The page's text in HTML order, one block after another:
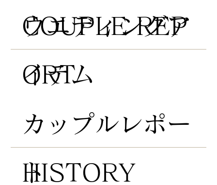
HISTORY
COUPLE REP
ORT
​カップルレポー
ト
​ウエディングア
イテム